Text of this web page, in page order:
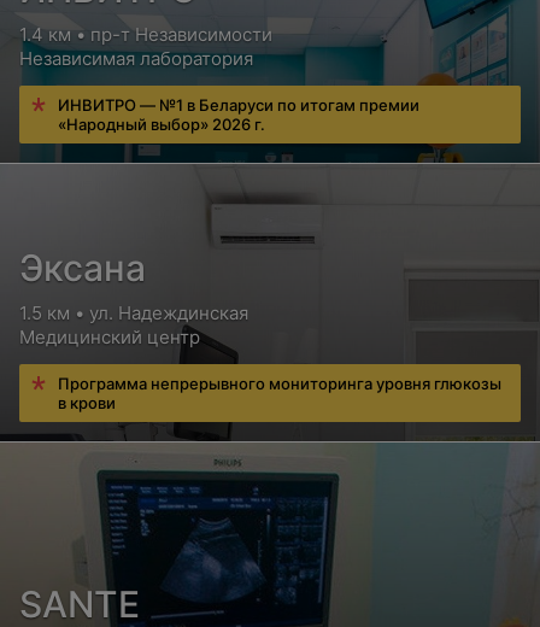
1.4 км • пр-т Независимости
Независимая лаборатория
ИНВИТРО — №1 в Беларуси по итогам премии
«Народный выбор» 2026 г.
Эксана
1.5 км • ул. Надеждинская
Медицинский центр
Программа непрерывного мониторинга уровня глюкозы
в крови
SANTE